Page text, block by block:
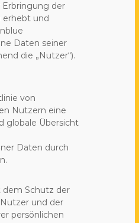
der
erhebt und
Daten seiner
die „Nutzer“).
von
Nutzern eine
globale Übersicht
Daten durch
dem Schutz der
und der
persönlichen